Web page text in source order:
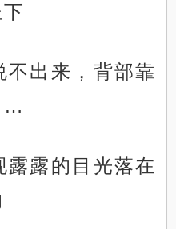
不出来，背部靠
露露的目光落在